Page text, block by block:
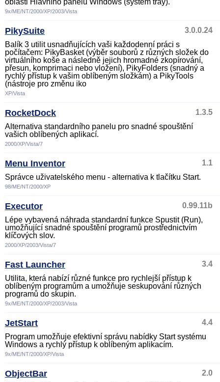
oblasti Hlavního panelu Windows (system tray).
9x/ME/NT/2000/XP/2003/Vista
PikySuite
3.0.0.24
Balík 3 utilit usnadňujících vaši každodenní práci s
počítačem: PikyBasket (výběr souborů z různých složek do
virtuálního koše a následně jejich hromadné zkopírování,
přesun, komprimaci nebo vložení), PikyFolders (snadný a
rychlý přístup k vašim oblíbeným složkám) a PikyTools
(nástroje pro změnu iko
XP/Vista
RocketDock
1.3.5
Alternativa standardního panelu pro snadné spouštění
vašich oblíbených aplikací.
2000/XP/Vista/7
Menu Inventor
1.1
Správce uživatelského menu - alternativa k tlačítku Start.
98/ME/NT/2000/XP
Executor
0.99.11b
Lépe vybavená náhrada standardní funkce Spustit (Run),
umožňující snadné spouštění programů prostřednictvím
klíčových slov.
2000/XP/2003/Vista/7
Fast Launcher
3.4
Utilita, která nabízí různé funkce pro rychlejší přístup k
oblíbeným programům a umožňuje seskupování různých
programů do skupin.
9x/ME/NT/2000/XP/2003/Vista
JetStart
4.4
Program umožňuje efektivní správu nabídky Start systému
Windows a rychlý přístup k oblíbeným aplikacím.
9x/ME/NT/2000/XP/Vista
ObjectBar
2.0